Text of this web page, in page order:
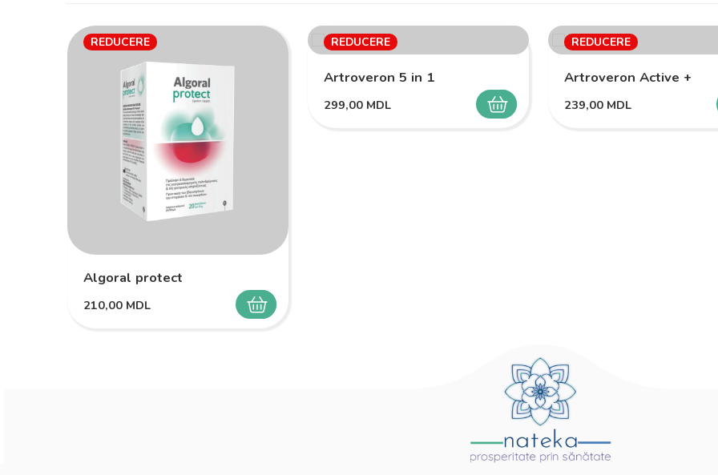
REDUCERE
SELECTEAZĂ
Algoral protect
210,00 MDL
REDUCERE
SELECTEAZĂ
Artroveron 5 in 1
299,00 MDL
REDUCERE
Artroveron Active +
239,00 MDL